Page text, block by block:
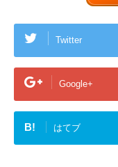
Twitter
Google+
B! はてブ